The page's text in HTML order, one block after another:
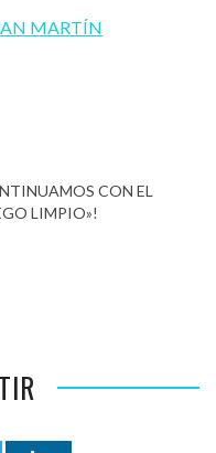
MARTÍN
CON EL
LIMPIO»!